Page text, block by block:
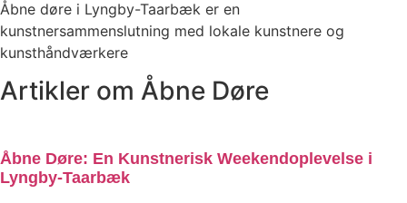
Åbne døre i Lyngby-Taarbæk er en
kunstnersammenslutning med lokale kunstnere og
kunsthåndværkere
Artikler om Åbne Døre
Åbne Døre: En Kunstnerisk Weekendoplevelse i
Lyngby-Taarbæk